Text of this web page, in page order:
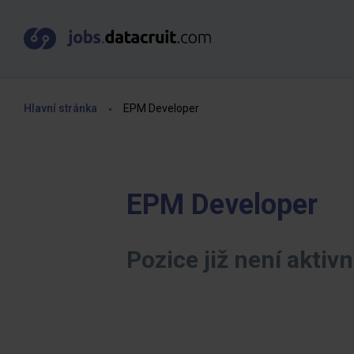
Hlavní stránka EPM Developer
EPM Developer
Pozice již není